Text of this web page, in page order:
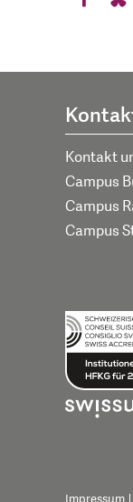
Kontakt
Campus
Campus
Campus